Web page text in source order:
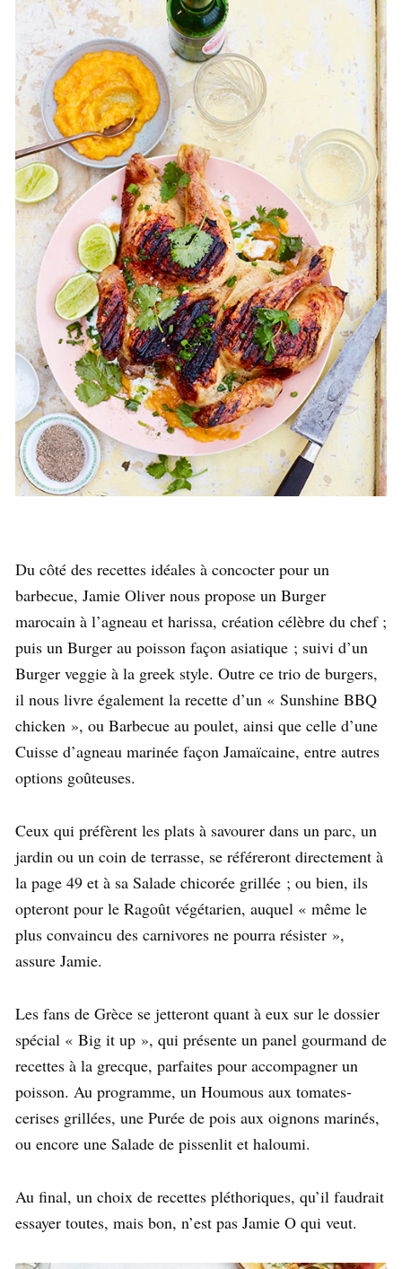
Du côté des recettes idéales à concocter pour un
barbecue, Jamie Oliver nous propose un Burger
marocain à l’agneau et harissa, création célèbre du chef ;
puis un Burger au poisson façon asiatique ; suivi d’un
Burger veggie à la greek style. Outre ce trio de burgers,
il nous livre également la recette d’un « Sunshine BBQ
chicken », ou Barbecue au poulet, ainsi que celle d’une
Cuisse d’agneau marinée façon Jamaïcaine, entre autres
options goûteuses.
Ceux qui préfèrent les plats à savourer dans un parc, un
jardin ou un coin de terrasse, se référeront directement à
la page 49 et à sa Salade chicorée grillée ; ou bien, ils
opteront pour le Ragoût végétarien, auquel « même le
plus convaincu des carnivores ne pourra résister »,
assure Jamie.
Les fans de Grèce se jetteront quant à eux sur le dossier
spécial « Big it up », qui présente un panel gourmand de
recettes à la grecque, parfaites pour accompagner un
poisson. Au programme, un Houmous aux tomates-
cerises grillées, une Purée de pois aux oignons marinés,
ou encore une Salade de pissenlit et haloumi.
Au final, un choix de recettes pléthoriques, qu’il faudrait
essayer toutes, mais bon, n’est pas Jamie O qui veut.